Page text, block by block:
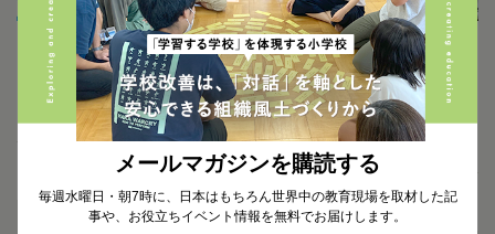
2020.09.28
ゼロから学ぶ「システム思考」〜
複雑化する社会を「つながり」か
ら理解する思考習慣とは？〜
2020.09.05
教育改革で注目を集めた麹町中
学校で、中心的な役割を担われた
加藤先生に聞く！ 学校改革の進
め方 〜チーム担任制の導入、定
期テスト廃止など、ミドルリーダ
ーは改革をどう推進したか〜
メールマガジンを購読する
毎週水曜日・朝7時に、日本はもちろん世界中の教育現場を取材した記
事や、お役立ちイベント情報を無料でお届けします。